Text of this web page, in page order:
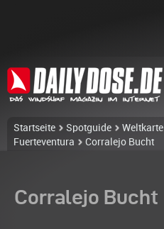
Startseite Spotguide Weltkarte
Fuerteventura
Corralejo Bucht
Corralejo Bucht